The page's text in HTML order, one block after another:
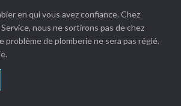
en qui vous avez confiance. Chez
nous ne sortirons pas de chez
problème de plomberie ne sera pas réglé.